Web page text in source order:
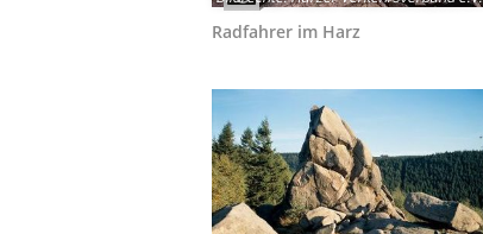
Radfahrer im Harz